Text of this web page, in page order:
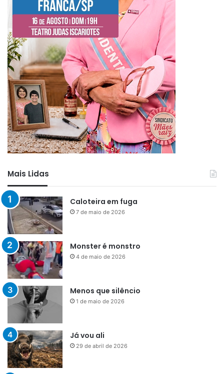
Mais Lidas
Caloteira em fuga
7 de maio de 2026
Monster é monstro
4 de maio de 2026
Menos que silêncio
1 de maio de 2026
Já vou ali
29 de abril de 2026